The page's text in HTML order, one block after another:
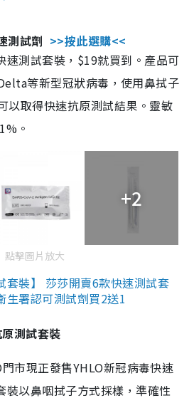
測試劑 >>按此選購<<
速測試套裝，$19就買到。產品可
等新型冠狀病毒，使用鼻拭子
以取得快速抗原測試結果。靈敏
。
+2
點擊圖片放大
套裝】 莎莎開賣6款快速測試套
生署認可測試劑買2送1
測試套裝
市現正發售YHLO新冠病毒快速
裝以鼻咽拭子方式採樣，準確性